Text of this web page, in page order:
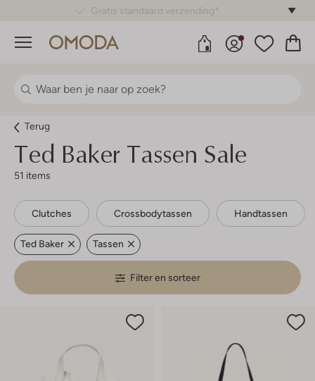
Gratis standaard verzending*
Menu
Terug
Ted Baker Tassen Sale
51 items
Clutches Crossbodytassen Handtassen
Ted Baker Tassen
Filter en sorteer